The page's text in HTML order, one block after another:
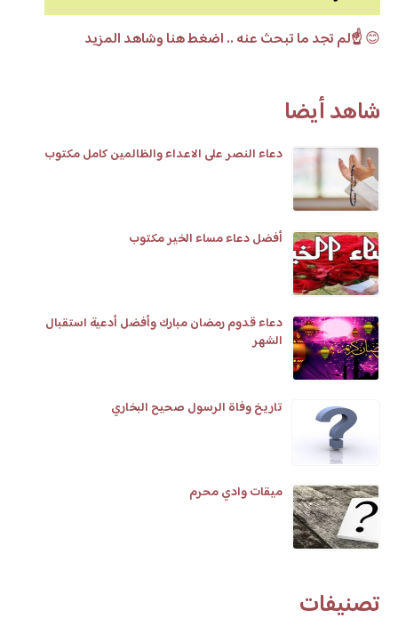
😊☝️لم تجد ما تبحث عنه .. اضغط هنا وشاهد المزيد
شاهد أيضا
دعاء النصر على الاعداء والظالمين كامل مكتوب
أفضل دعاء مساء الخير مكتوب
دعاء قدوم رمضان مبارك وأفضل أدعية استقبال
الشهر
تاريخ وفاة الرسول صحيح البخاري
ميقات وادي محرم
تصنيفات